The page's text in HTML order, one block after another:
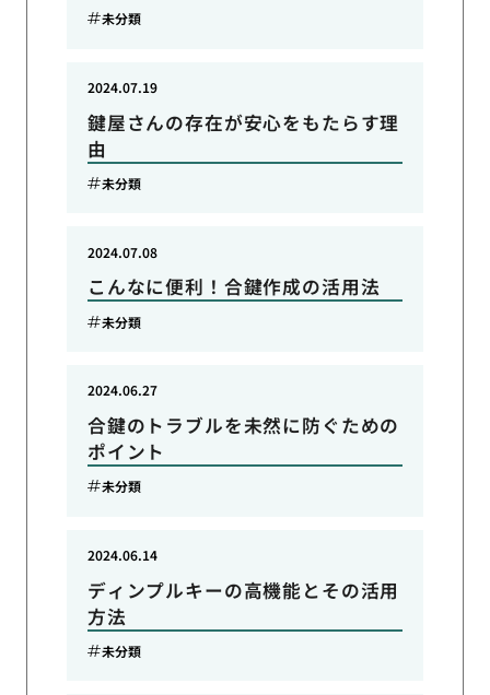
未分類
鍵屋さんの存在が安心をもたらす理
由
2024.07.19
未分類
こんなに便利！合鍵作成の活用法
2024.07.08
未分類
合鍵のトラブルを未然に防ぐための
ポイント
2024.06.27
未分類
ディンプルキーの高機能とその活用
方法
2024.06.14
未分類